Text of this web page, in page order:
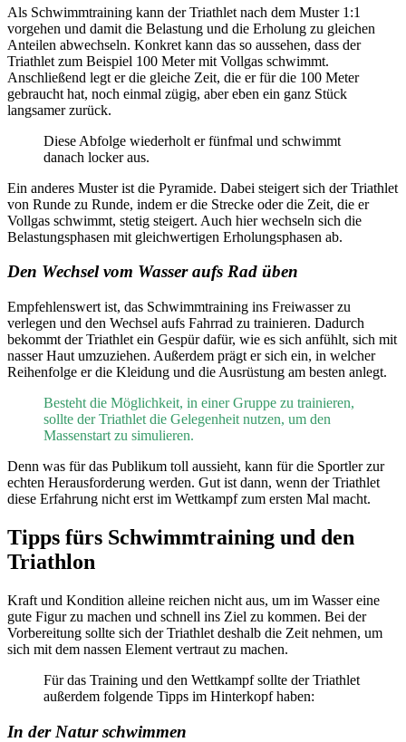
Als Schwimmtraining kann der Triathlet nach dem Muster 1:1
vorgehen und damit die Belastung und die Erholung zu gleichen
Anteilen abwechseln. Konkret kann das so aussehen, dass der
Triathlet zum Beispiel 100 Meter mit Vollgas schwimmt.
Anschließend legt er die gleiche Zeit, die er für die 100 Meter
gebraucht hat, noch einmal zügig, aber eben ein ganz Stück
langsamer zurück.
Diese Abfolge wiederholt er fünfmal und schwimmt
danach locker aus.
Ein anderes Muster ist die Pyramide. Dabei steigert sich der Triathlet
von Runde zu Runde, indem er die Strecke oder die Zeit, die er
Vollgas schwimmt, stetig steigert. Auch hier wechseln sich die
Belastungsphasen mit gleichwertigen Erholungsphasen ab.
Den Wechsel vom Wasser aufs Rad üben
Empfehlenswert ist, das Schwimmtraining ins Freiwasser zu
verlegen und den Wechsel aufs Fahrrad zu trainieren. Dadurch
bekommt der Triathlet ein Gespür dafür, wie es sich anfühlt, sich mit
nasser Haut umzuziehen. Außerdem prägt er sich ein, in welcher
Reihenfolge er die Kleidung und die Ausrüstung am besten anlegt.
Besteht die Möglichkeit, in einer Gruppe zu trainieren,
sollte der Triathlet die Gelegenheit nutzen, um den
Massenstart zu simulieren.
Denn was für das Publikum toll aussieht, kann für die Sportler zur
echten Herausforderung werden. Gut ist dann, wenn der Triathlet
diese Erfahrung nicht erst im Wettkampf zum ersten Mal macht.
Tipps fürs Schwimmtraining und den
Triathlon
Kraft und Kondition alleine reichen nicht aus, um im Wasser eine
gute Figur zu machen und schnell ins Ziel zu kommen. Bei der
Vorbereitung sollte sich der Triathlet deshalb die Zeit nehmen, um
sich mit dem nassen Element vertraut zu machen.
Für das Training und den Wettkampf sollte der Triathlet
außerdem folgende Tipps im Hinterkopf haben:
In der Natur schwimmen